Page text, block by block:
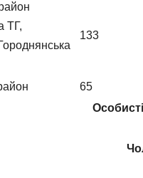
ТГ,
133
65